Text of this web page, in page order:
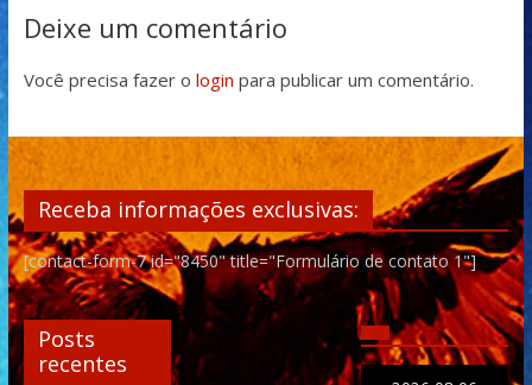
Deixe um comentário
Você precisa fazer o login para publicar um comentário.
Receba informações exclusivas:
[contact-form-7 id="8450" title="Formulário de contato 1"]
Posts
recentes